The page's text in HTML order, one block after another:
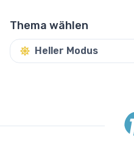
Thema wählen
Heller Modus